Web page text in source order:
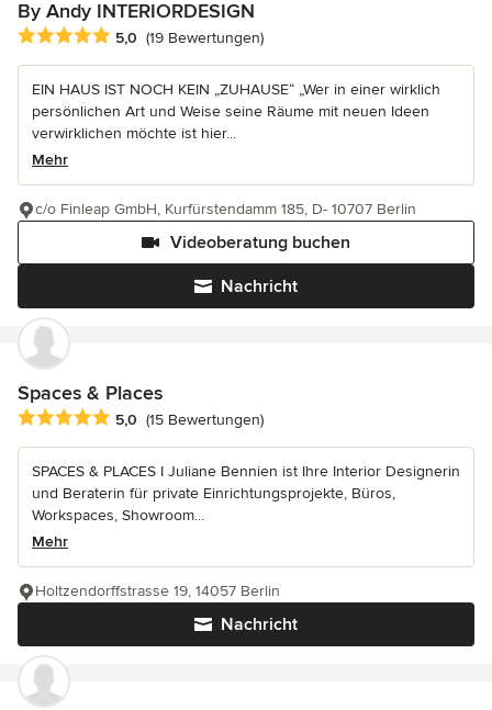
By Andy INTERIORDESIGN
Durchschnittliche Bewertung: 5 von 5 Sternen
5,0 (19 Bewertungen)
EIN HAUS IST NOCH KEIN „ZUHAUSE“ „Wer in einer wirklich
persönlichen Art und Weise seine Räume mit neuen Ideen
verwirklichen möchte ist hier...
Mehr
Nachricht
Videoberatung buchen
c/o Finleap GmbH, Kurfürstendamm 185, D- 10707 Berlin
Spaces & Places
Durchschnittliche Bewertung: 5 von 5 Sternen
5,0 (15 Bewertungen)
SPACES & PLACES I Juliane Bennien ist Ihre Interior Designerin
und Beraterin für private Einrichtungsprojekte, Büros,
Workspaces, Showroom...
Mehr
Nachricht
Holtzendorffstrasse 19, 14057 Berlin